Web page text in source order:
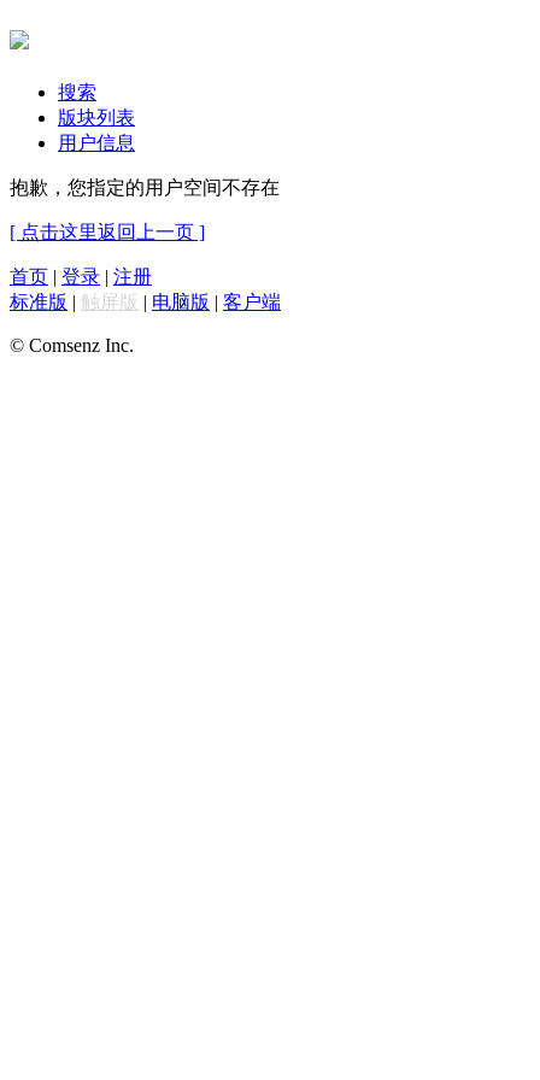
搜索
版块列表
用户信息
抱歉，您指定的用户空间不存在
[ 点击这里返回上一页 ]
首页 | 登录 | 注册
标准版 | 触屏版 | 电脑版 | 客户端
© Comsenz Inc.